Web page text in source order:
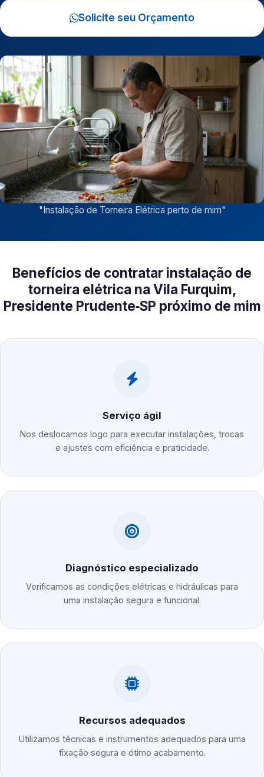
Solicite seu Orçamento
"Instalação de Torneira Elétrica perto de mim"
Benefícios de contratar instalação de
torneira elétrica na Vila Furquim,
Presidente Prudente‑SP próximo de mim
Serviço ágil
Nos deslocamos logo para executar instalações, trocas
e ajustes com eficiência e praticidade.
Diagnóstico especializado
Verificamos as condições elétricas e hidráulicas para
uma instalação segura e funcional.
Recursos adequados
Utilizamos técnicas e instrumentos adequados para uma
fixação segura e ótimo acabamento.